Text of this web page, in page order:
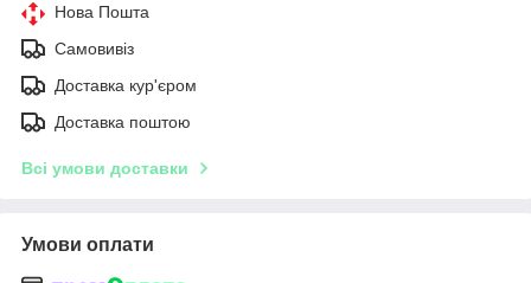
Нова Пошта
Самовивіз
Доставка кур'єром
Доставка поштою
Всі умови доставки
Умови оплати